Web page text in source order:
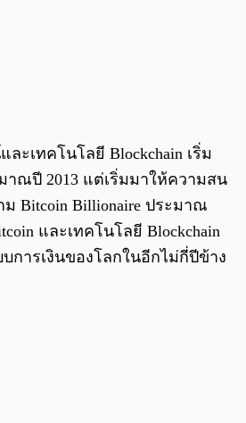
ะเทคโนโลยี Blockchain เริ่ม
าณปี 2013 แต่เริ่มมาให้ความสน
ม Bitcoin Billionaire ประมาณ
และเทคโนโลยี Blockchain
การเงินของโลกในอีกไม่กี่ปีข้าง